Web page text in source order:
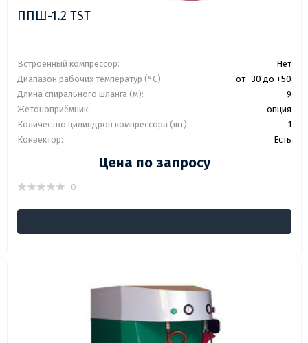
ППШ-1.2 TST
Встроенный компрессор:
Нет
Диапазон рабочих температур (°C):
от -30 до +50
Длина спирального шланга (м):
9
Жетоноприёмник:
опция
Количество цилиндров компрессора (шт):
1
Конвектор:
Есть
Цена по запросу
0